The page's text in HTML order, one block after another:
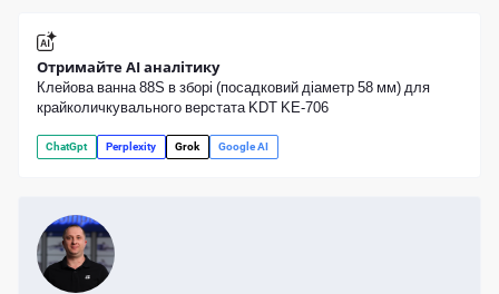
Отримайте AI аналітику
Клейова ванна 88S в зборі (посадковий діаметр 58 мм) для
крайколичкувального верстата KDT KE-706
ChatGpt Perplexity Grok Google AI